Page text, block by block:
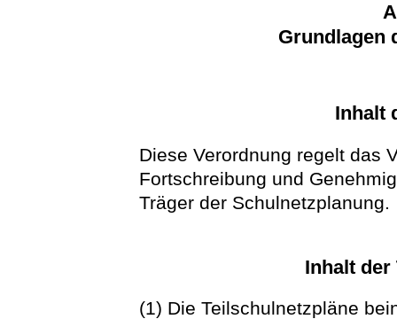
Grundlagen
Inhalt
Diese Verordnung regelt das
Fortschreibung und
Träger der Schulnetzplanung.
Inhalt der
(1) Die Teilschulnetzpläne